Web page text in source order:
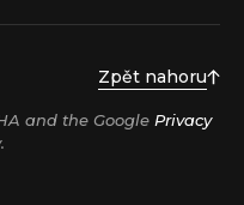
Zpět nahoru
and the Google Privacy